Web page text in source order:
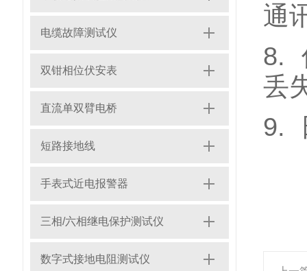
电缆故障测试仪
双钳相位伏安表
直流单双臂电桥
短路接地线
手表式近电报警器
三相/六相继电保护测试仪
数字式接地电阻测试仪
通
8.
丢
9.